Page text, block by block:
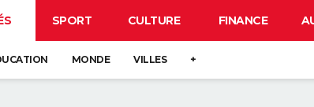
SPORT CULTURE FINANCE
MONDE VILLES +